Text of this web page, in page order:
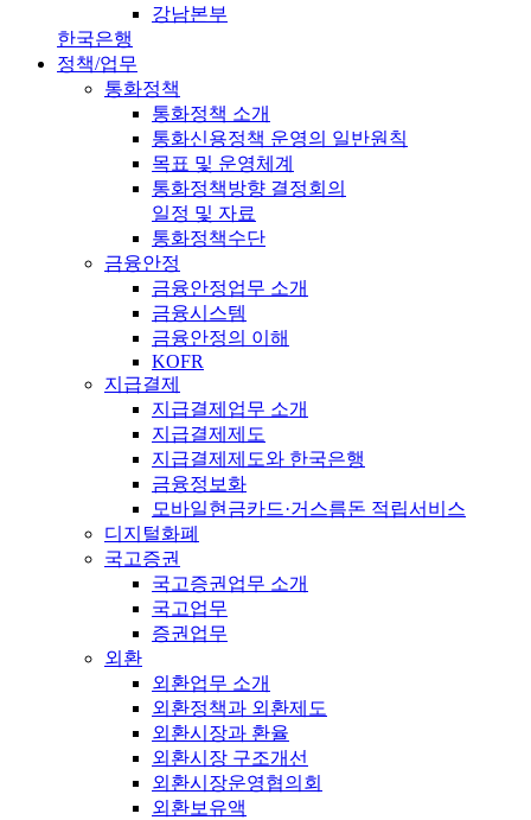
강남본부
한국은행
정책/업무
통화정책
통화정책 소개
통화신용정책 운영의 일반원칙
목표 및 운영체계
통화정책방향 결정회의
일정 및 자료
통화정책수단
금융안정
금융안정업무 소개
금융시스템
금융안정의 이해
KOFR
지급결제
지급결제업무 소개
지급결제제도
지급결제제도와 한국은행
금융정보화
모바일현금카드·거스름돈 적립서비스
디지털화폐
국고증권
국고증권업무 소개
국고업무
증권업무
외환
외환업무 소개
외환정책과 외환제도
외환시장과 환율
외환시장 구조개선
외환시장운영협의회
외환보유액